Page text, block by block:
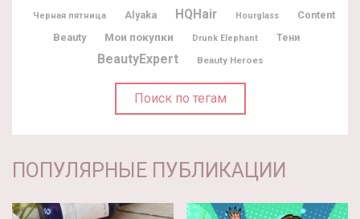
Черная пятница Alyaka HQHair Hourglass
Content
Beauty
Мои покупки Drunk Elephant Тени
BeautyExpert Beauty Heroes
Поиск по тегам
ПОПУЛЯРНЫЕ ПУБЛИКАЦИИ